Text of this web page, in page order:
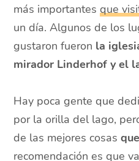
más importantesque
un día. Algunos de los
gustaron fueron la
mirador Linderhof y el
Hay poca gente que
por la orilla del lago,
de las mejores cosas
recomendación es que